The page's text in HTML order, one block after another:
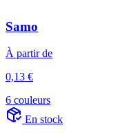
Samo
À partir de
0,13 €
6 couleurs
En stock